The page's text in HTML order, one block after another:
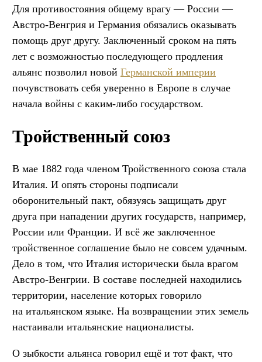
Для противостояния общему врагу — России —
Австро-Венгрия и Германия обязались оказывать
помощь друг другу. Заключенный сроком на пять
лет с возможностью последующего продления
альянс позволил новой Германской империи
почувствовать себя уверенно в Европе в случае
начала войны с каким-либо государством.
Тройственный союз
В мае 1882 года членом Тройственного союза стала
Италия. И опять стороны подписали
оборонительный пакт, обязуясь защищать друг
друга при нападении других государств, например,
России или Франции. И всё же заключенное
тройственное соглашение было не совсем удачным.
Дело в том, что Италия исторически была врагом
Австро-Венгрии. В составе последней находились
территории, население которых говорило
на итальянском языке. На возвращении этих земель
настаивали итальянские националисты.
О зыбкости альянса говорил ещё и тот факт, что